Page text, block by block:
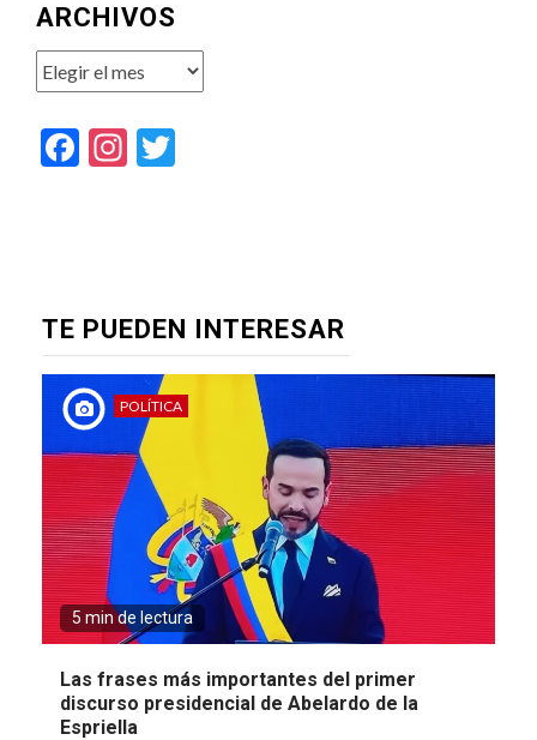
ARCHIVOS
Archivos
Facebook
Instagram
TE PUEDEN INTERESAR
POLÍTICA
5 min de lectura
Las frases más importantes del primer
discurso presidencial de Abelardo de la
Espriella